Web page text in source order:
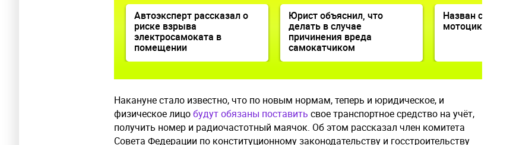
Автоэксперт рассказал о
риске взрыва
электросамоката в
помещении
Юрист объяснил, что
делать в случае
причинения вреда
самокатчиком
Назван самый
мотоцикл у россиян
Накануне стало известно, что по новым нормам, теперь и юридическое, и
физическое лицобудут обязаны поставить свое транспортное средство на учёт,
получить номер и радиочастотный маячок. Об этом рассказал член комитета
Совета Федерации по конституционному законодательству и госстроительству